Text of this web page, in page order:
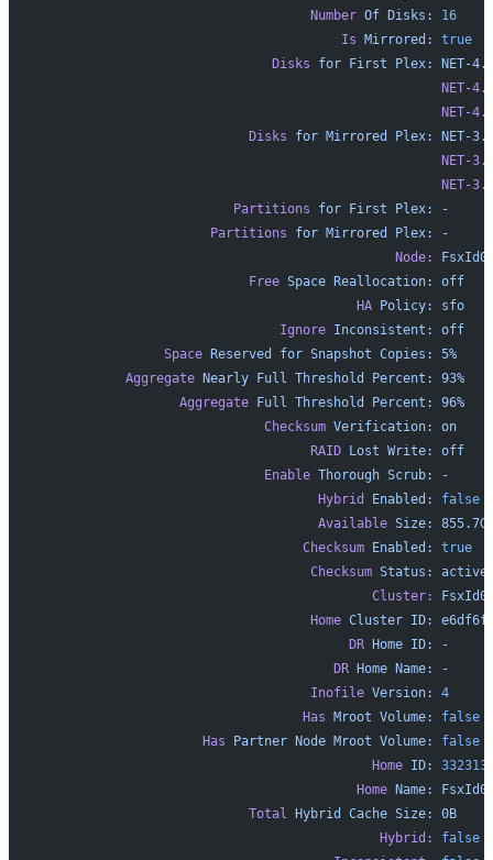
                                   Number
Of Disks:
16
                                       Is
Mirrored:
true
                              Disks
for First Plex:
NET-
NET-
NET-
                           Disks
for Mirrored Plex:
NET-
NET-
NET-
                         Partitions
for First Plex:
-
                      Partitions
for Mirrored Plex:
-
                                              Node:
                           Free
Space Reallocation:
off
                                         HA
Policy:
sfo
                               Ignore
Inconsistent:
off
                Space
Reserved for Snapshot Copies:
5%
           Aggregate
Nearly Full Threshold Percent:
93%
                  Aggregate
Full Threshold Percent:
96%
                             Checksum
Verification:
on
                                   RAID
Lost Write:
off
                             Enable
Thorough Scrub:
-
                                    Hybrid
Enabled:
false
                                    Available
Size:
                                  Checksum
Enabled:
true
                                   Checksum
Status:
active
                                           Cluster:
                                   Home
Cluster ID:
                                        DR
Home ID:
-
                                      DR
Home Name:
-
                                   Inofile
Version:
4
                                  Has
Mroot Volume:
false
                     Has
Partner Node Mroot Volume:
false
                                           Home
ID:
                                         Home
Name:
                           Total
Hybrid Cache Size:
0B
                                            Hybrid:
false